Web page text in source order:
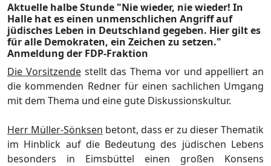
Aktuelle halbe Stunde "Nie wieder, nie wieder! In
Halle hat es einen unmenschlichen Angriff auf
jüdisches Leben in Deutschland gegeben. Hier gilt es
für alle Demokraten, ein Zeichen zu setzen."
Anmeldung der FDP-Fraktion
Die Vorsitzendestellt das Thema vor und appelliert an
die kommenden Redner für einen sachlichen Umgang
mit dem Thema und eine gute Diskussionskultur.
Herr Müller-Sönksen betont, dass er zu dieser Thematik
im Hinblick auf die Bedeutung des jüdischen Lebens
besonders in Eimsbüttel einen großen Konsens